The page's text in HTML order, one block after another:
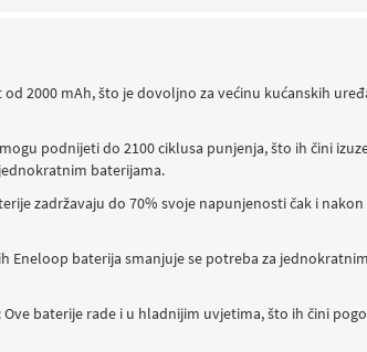
od 2000 mAh, što je dovoljno za većinu kućanskih
podnijeti do 2100 ciklusa punjenja, što ih čini
baterijama.
zadržavaju do 70% svoje napunjenosti čak i
Eneloop baterija smanjuje se potreba za
: Ove baterije rade i u hladnijim uvjetima, što ih čini